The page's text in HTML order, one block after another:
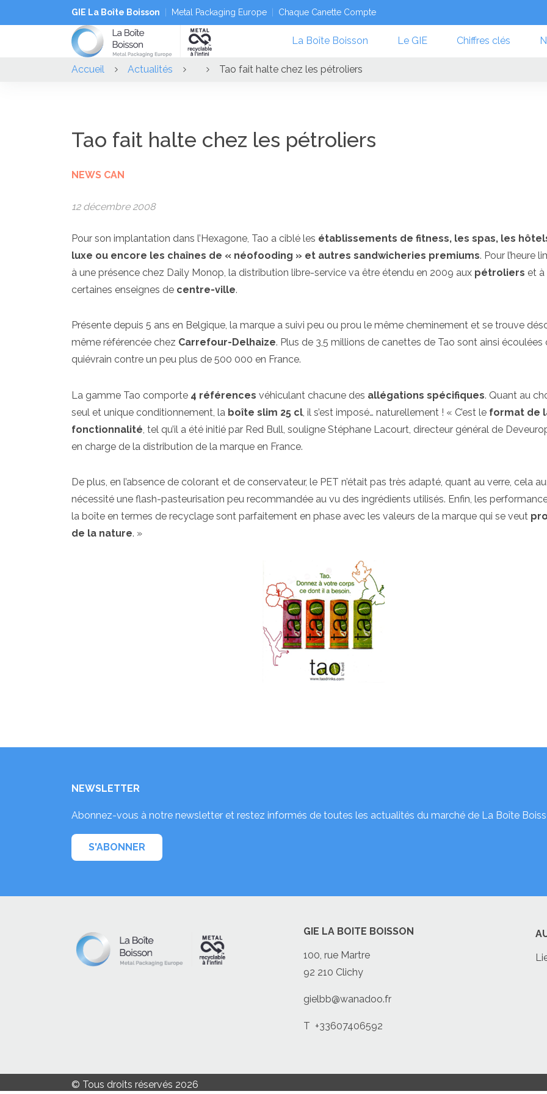
GIE La Boîte Boisson Metal Packaging Europe Chaque Canette Compte
La Boîte Boisson Le GIE Chiffres clés
Accueil Actualités Tao fait halte chez les pétroliers
Tao fait halte chez les pétroliers
NEWS CAN
12 décembre 2008
Pour son implantation dans l’Hexagone, Tao a ciblé les établissements de fitness, les spas, les
luxe ou encore les chaînes de « néofooding » et autres sandwicheries premiums. Pour l’heure
à une présence chez Daily Monop, la distribution libre-service va être étendu en 2009 aux pétroliers et à
certaines enseignes de centre-ville.
Présente depuis 5 ans en Belgique, la marque a suivi peu ou prou le même cheminement et se trouve
même référencée chez Carrefour-Delhaize. Plus de 3,5 millions de canettes de Tao sont ainsi écoulées
quiévrain contre un peu plus de 500 000 en France.
La gamme Tao comporte 4 références véhiculant chacune des allégations spécifiques. Quant au
seul et unique conditionnement, la boîte slim 25 cl , il s’est imposé… naturellement ! « C’est le format de
fonctionnalité , tel qu’il a été initié par Red Bull, souligne Stéphane Lacourt, directeur général de
en charge de la distribution de la marque en France.
De plus, en l’absence de colorant et de conservateur, le PET n’était pas très adapté, quant au verre, cela
nécessité une flash-pasteurisation peu recommandée au vu des ingrédients utilisés. Enfin, les
la boîte en termes de recyclage sont parfaitement en phase avec les valeurs de la marque qui se veut
de la nature. »
NEWSLETTER
Abonnez-vous à notre newsletter et restez informés de toutes les actualités du marché de La Boîte
S'ABONNER
GIE LA BOITE BOISSON
100, rue Martre
92 210 Clichy
gielbb@wanadoo.fr
T +33607406592
© Tous droits réservés 2026